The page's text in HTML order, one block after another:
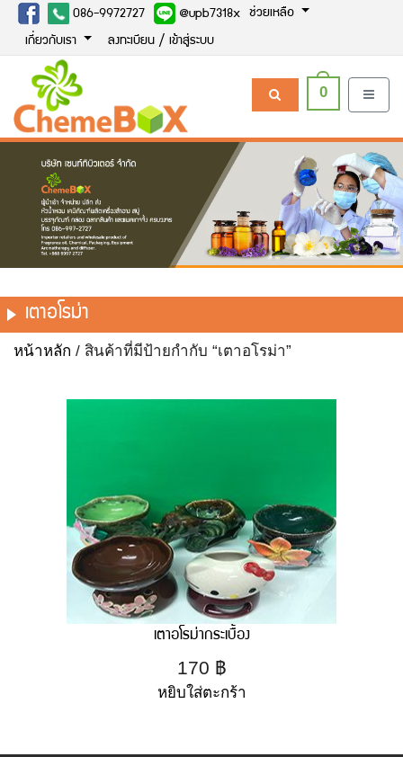
086-9972727 @upb7318x ช่วยเหลือ
เกี่ยวกับเรา ลงทะเบียน / เข้าสู่ระบบ
0
เตาอโรม่า
หน้าหลัก / สินค้าที่มีป้ายกำกับ “เตาอโรม่า”
เตาอโรม่ากระเบื้อง
170 ฿
หยิบใส่ตะกร้า